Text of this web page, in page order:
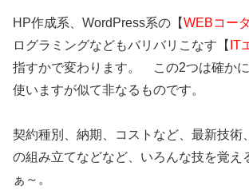
HP作成系、WordPress系の【WEBコー
ログラミングなどもバリバリこなす【 IT
指すかで変わります。 この2つは確かに
使いますが似て非なるものです。
契約種別、納期、コストなど、最新技術
の組み立てなどなど、いろんな技を覚え
ぁ～。